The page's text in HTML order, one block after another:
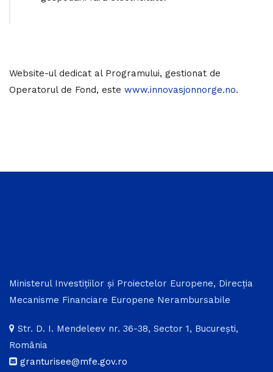
Website-ul dedicat al Programului, gestionat de
Operatorul de Fond, este www.innovasjonnorge.no.
Ministerul Investițiilor și Proiectelor Europene, Direcția
Mecanisme Financiare Europene Nerambursabile
Str. D. I. Mendeleev nr. 36-38, Sector 1, București,
România
granturisee@mfe.gov.ro